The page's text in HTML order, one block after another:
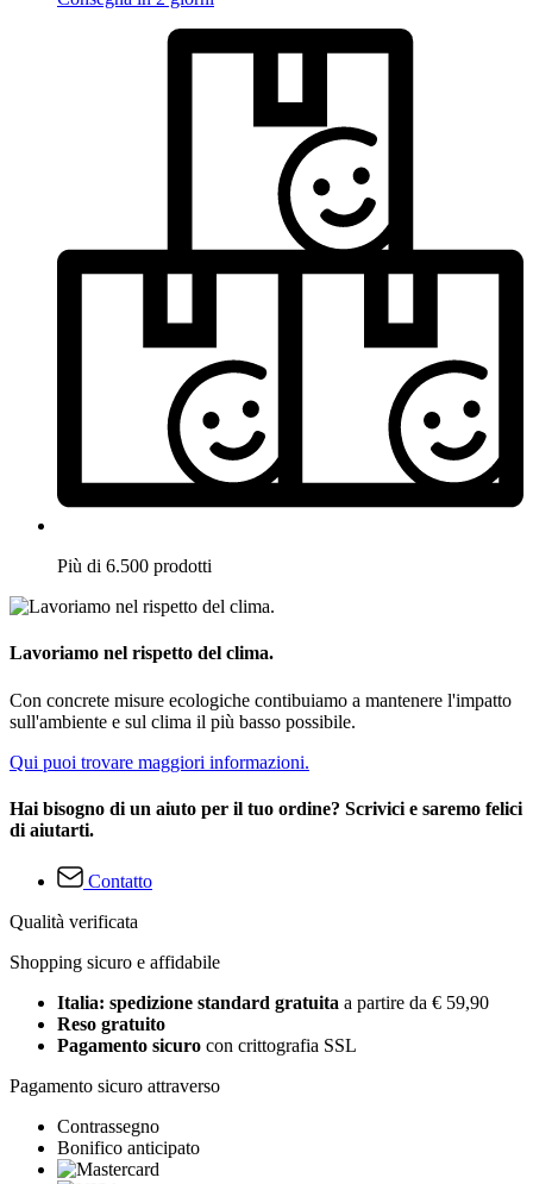
Più di 6.500 prodotti
Lavoriamo nel rispetto del clima.
Con concrete misure ecologiche contibuiamo a mantenere l'impatto
sull'ambiente e sul clima il più basso possibile.
Qui puoi trovare maggiori informazioni.
Hai bisogno di un aiuto per il tuo ordine? Scrivici e saremo felici
di aiutarti.
Contatto
Qualità verificata
Shopping sicuro e affidabile
Italia: spedizione standard gratuita a partire da € 59,90
Reso gratuito
Pagamento sicuro con crittografia SSL
Pagamento sicuro attraverso
Contrassegno
Bonifico anticipato